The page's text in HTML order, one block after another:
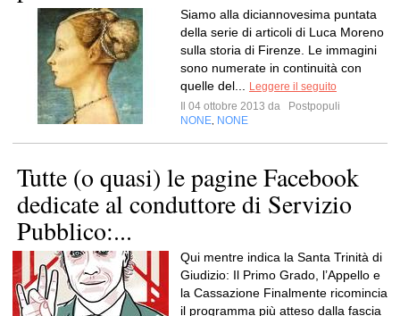
Siamo alla diciannovesima puntata
della serie di articoli di Luca Moreno
sulla storia di Firenze. Le immagini
sono numerate in continuità con
quelle del...
Leggere il seguito
Il 04 ottobre 2013 da
Postpopuli
NONE NONE
Tutte (o quasi) le pagine Facebook
dedicate al conduttore di Servizio
Pubblico:...
Qui mentre indica la Santa Trinità di
Giudizio: Il Primo Grado, l’Appello e
la Cassazione Finalmente ricomincia
il programma più atteso dalla fascia